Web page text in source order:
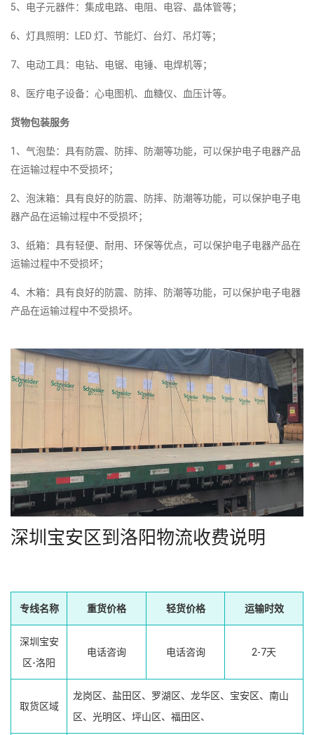
5、电子元器件：集成电路、电阻、电容、晶体管等；
6、灯具照明：LED 灯、节能灯、台灯、吊灯等；
7、电动工具：电钻、电锯、电锤、电焊机等；
8、医疗电子设备：心电图机、血糖仪、血压计等。
货物包装服务
1、气泡垫：具有防震、防摔、防潮等功能，可以保护电子电器产品
在运输过程中不受损坏；
2、泡沫箱：具有良好的防震、防摔、防潮等功能，可以保护电子电
器产品在运输过程中不受损坏；
3、纸箱：具有轻便、耐用、环保等优点，可以保护电子电器产品在
运输过程中不受损坏；
4、木箱：具有良好的防震、防摔、防潮等功能，可以保护电子电器
产品在运输过程中不受损坏。
深圳宝安区到洛阳物流收费说明
专线名称 重货价格 轻货价格 运输时效
深圳宝安
区-洛阳
电话咨询 电话咨询 2-7天
取货区域
龙岗区、盐田区、罗湖区、龙华区、宝安区、南山
区、光明区、坪山区、福田区、